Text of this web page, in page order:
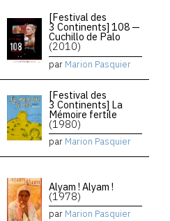
[Festival des
3 Continents] 108 —
Cuchillo de Palo
(2010)
par Marion Pasquier
[Festival des
3 Continents] La
Mémoire fertile
(1980)
par Marion Pasquier
Alyam ! Alyam !
(1978)
par Marion Pasquier